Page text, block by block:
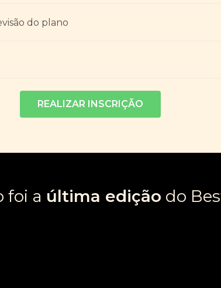
do plano
REALIZAR INSCRIÇÃO
foi a última edição do